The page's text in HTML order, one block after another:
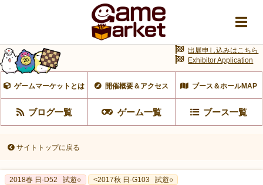
ゲームマーケットとは 開催概要＆アクセス ブース＆ホールMAP
ブログ一覧 ゲーム一覧 ブース一覧
出展申し込みはこちら
Exhibitor Application
サイトトップに戻る
2018春 日-D52 試遊○ <2017秋 日-G103 試遊○